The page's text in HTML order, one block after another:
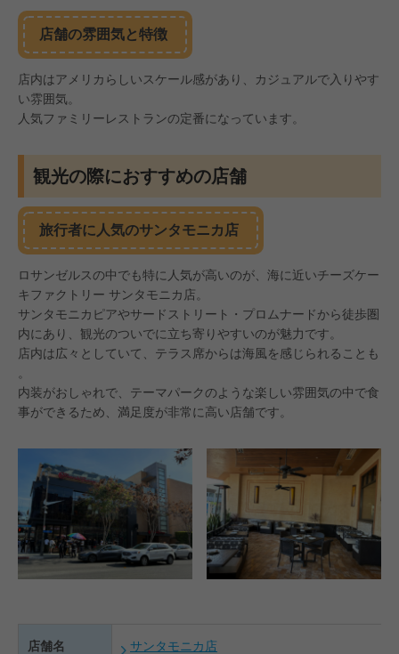
店舗の雰囲気と特徴
店内はアメリカらしいスケール感があり、カジュアルで入りやす
い雰囲気。
人気ファミリーレストランの定番になっています。
観光の際におすすめの店舗
旅行者に人気のサンタモニカ店
ロサンゼルスの中でも特に人気が高いのが、海に近いチーズケー
キファクトリー サンタモニカ店。
サンタモニカピアやサードストリート・プロムナードから徒歩圏
内にあり、観光のついでに立ち寄りやすいのが魅力です。
店内は広々としていて、テラス席からは海風を感じられることも
。
内装がおしゃれで、テーマパークのような楽しい雰囲気の中で食
事ができるため、満足度が非常に高い店舗です。
店舗名 サンタモニカ店